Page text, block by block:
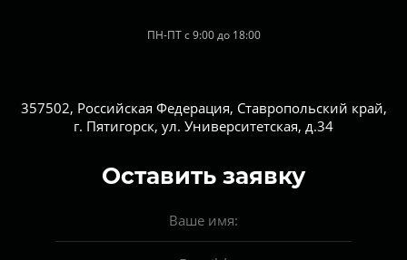
ПН-ПТ с 9:00 до 18:00
357502, Российская Федерация, Ставропольский край,
г. Пятигорск, ул. Университетская, д.34
Оставить заявку